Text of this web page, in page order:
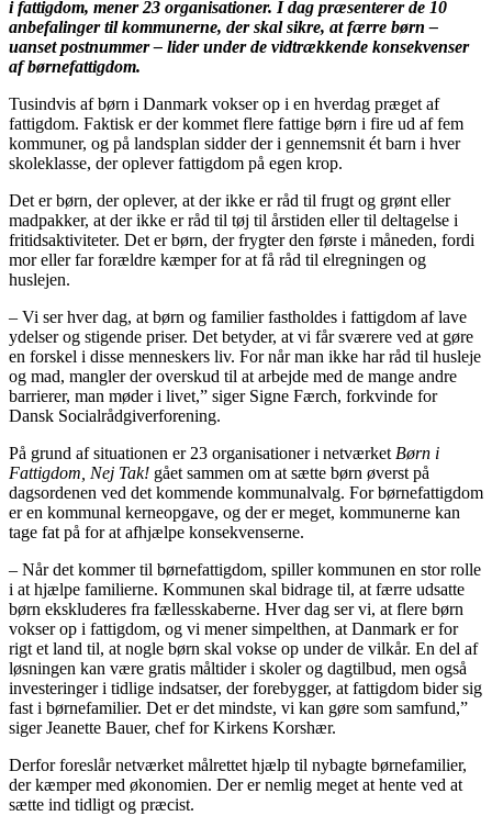
i fattigdom, mener 23 organisationer. I dag præsenterer de 10
anbefalinger til kommunerne, der skal sikre, at færre børn –
uanset postnummer – lider under de vidtrækkende konsekvenser
af børnefattigdom.
Tusindvis af børn i Danmark vokser op i en hverdag præget af
fattigdom. Faktisk er der kommet flere fattige børn i fire ud af fem
kommuner, og på landsplan sidder der i gennemsnit ét barn i hver
skoleklasse, der oplever fattigdom på egen krop.
Det er børn, der oplever, at der ikke er råd til frugt og grønt eller
madpakker, at der ikke er råd til tøj til årstiden eller til deltagelse i
fritidsaktiviteter. Det er børn, der frygter den første i måneden, fordi
mor eller far forældre kæmper for at få råd til elregningen og
huslejen.
– Vi ser hver dag, at børn og familier fastholdes i fattigdom af lave
ydelser og stigende priser. Det betyder, at vi får sværere ved at gøre
en forskel i disse menneskers liv. For når man ikke har råd til husleje
og mad, mangler der overskud til at arbejde med de mange andre
barrierer, man møder i livet,” siger Signe Færch, forkvinde for
Dansk Socialrådgiverforening.
På grund af situationen er 23 organisationer i netværket Børn i
Fattigdom, Nej Tak! gået sammen om at sætte børn øverst på
dagsordenen ved det kommende kommunalvalg. For børnefattigdom
er en kommunal kerneopgave, og der er meget, kommunerne kan
tage fat på for at afhjælpe konsekvenserne.
– Når det kommer til børnefattigdom, spiller kommunen en stor rolle
i at hjælpe familierne. Kommunen skal bidrage til, at færre udsatte
børn ekskluderes fra fællesskaberne. Hver dag ser vi, at flere børn
vokser op i fattigdom, og vi mener simpelthen, at Danmark er for
rigt et land til, at nogle børn skal vokse op under de vilkår. En del af
løsningen kan være gratis måltider i skoler og dagtilbud, men også
investeringer i tidlige indsatser, der forebygger, at fattigdom bider sig
fast i børnefamilier. Det er det mindste, vi kan gøre som samfund,”
siger Jeanette Bauer, chef for Kirkens Korshær.
Derfor foreslår netværket målrettet hjælp til nybagte børnefamilier,
der kæmper med økonomien. Der er nemlig meget at hente ved at
sætte ind tidligt og præcist.